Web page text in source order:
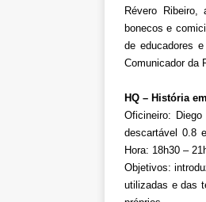
Révero Ribeiro,
bonecos e
de educadores
Comunicador da
HQ – História
Oficineiro:
descartável 0.8
Hora: 18h30 –
Objetivos:
utilizadas e das